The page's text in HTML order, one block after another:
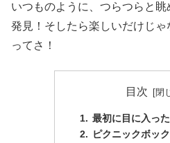
いつものように、つらつらと眺
発見！そしたら楽しいだけじゃ
ってさ！
目次
最初に目に入っ
ピクニックボッ